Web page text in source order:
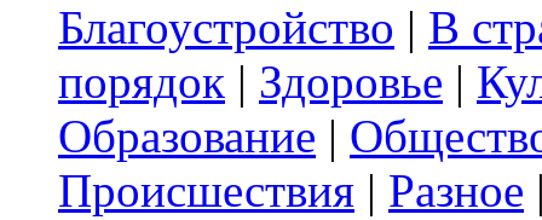
Благоустройство | В
порядок | Здоровье |
Образование |
Происшествия | Разное